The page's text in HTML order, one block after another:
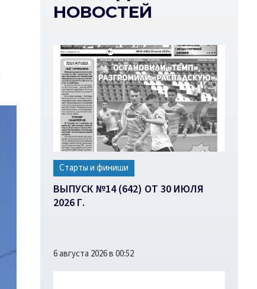
НОВОСТЕЙ
Старты и финиши
ВЫПУСК №14 (642) ОТ 30 ИЮЛЯ
2026 Г.
6 августа 2026 в 00:52